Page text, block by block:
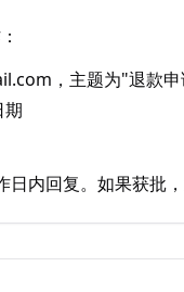
，主题为"退款
期
内回复。如果获批